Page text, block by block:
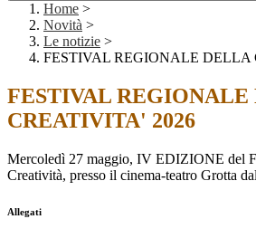
Home >
Novità >
Le notizie >
FESTIVAL REGIONALE DELLA
FESTIVAL REGIONALE
CREATIVITA' 2026
Mercoledì 27 maggio, IV EDIZIONE del
Creatività, presso il cinema-teatro Grotta
Allegati